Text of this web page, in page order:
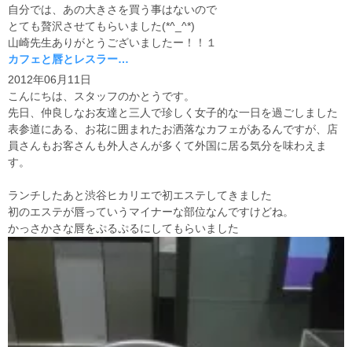
自分では、あの大きさを買う事はないので
とても贅沢させてもらいました(*^_^*)
山崎先生ありがとうございましたー！！１
カフェと唇とレスラー…
2012年06月11日
こんにちは、スタッフのかとうです。
先日、仲良しなお友達と三人で珍しく女子的な一日を過ごしました
表参道にある、お花に囲まれたお洒落なカフェがあるんですが、店
員さんもお客さんも外人さんが多くて外国に居る気分を味わえま
す。
ランチしたあと渋谷ヒカリエで初エステしてきました
初のエステが唇っていうマイナーな部位なんですけどね。
かっさかさな唇をぷるぷるにしてもらいました